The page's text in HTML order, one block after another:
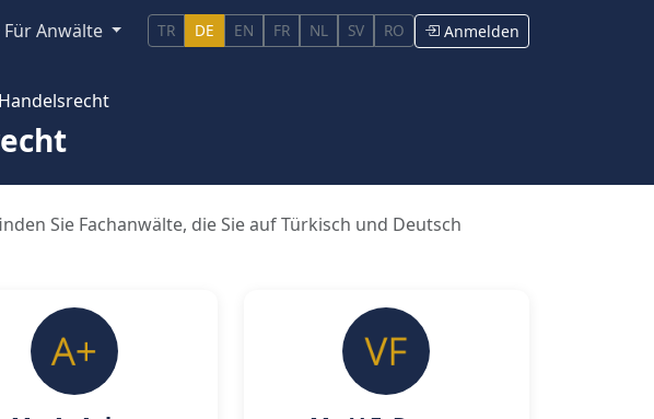
Für Anwälte TR DE EN FR NL SV RO Anmelden
Handelsrecht
Sie Fachanwälte, die Sie auf Türkisch und Deutsch